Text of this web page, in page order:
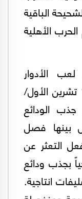
الباقية
الأهلية
الأدوار
الأساسية التي تعطلت منذ 17 تشرين الأول/
جذب الودائع
بينها فصل
التعثر عن
بجذب ودائع
انتاجية.